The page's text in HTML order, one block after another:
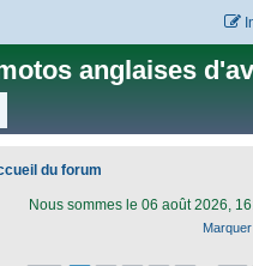
anglaises
du forum
Nous sommes le 06 août 2026,